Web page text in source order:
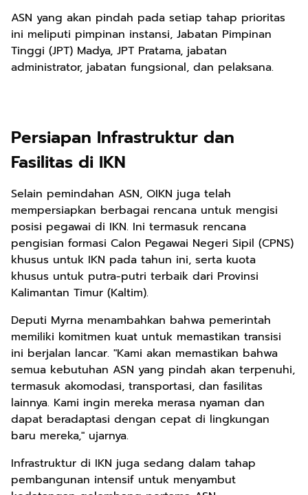
ASN yang akan pindah pada setiap tahap prioritas
ini meliputi pimpinan instansi, Jabatan Pimpinan
Tinggi (JPT) Madya, JPT Pratama, jabatan
administrator, jabatan fungsional, dan pelaksana.
Persiapan Infrastruktur dan
Fasilitas di IKN
Selain pemindahan ASN, OIKN juga telah
mempersiapkan berbagai rencana untuk mengisi
posisi pegawai di IKN. Ini termasuk rencana
pengisian formasi Calon Pegawai Negeri Sipil (CPNS)
khusus untuk IKN pada tahun ini, serta kuota
khusus untuk putra-putri terbaik dari Provinsi
Kalimantan Timur (Kaltim).
Deputi Myrna menambahkan bahwa pemerintah
memiliki komitmen kuat untuk memastikan transisi
ini berjalan lancar. "Kami akan memastikan bahwa
semua kebutuhan ASN yang pindah akan terpenuhi,
termasuk akomodasi, transportasi, dan fasilitas
lainnya. Kami ingin mereka merasa nyaman dan
dapat beradaptasi dengan cepat di lingkungan
baru mereka," ujarnya.
Infrastruktur di IKN juga sedang dalam tahap
pembangunan intensif untuk menyambut